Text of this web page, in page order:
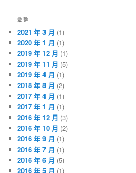
彙整
2021 年 3 月 (1)
2020 年 1 月 (1)
2019 年 12 月 (1)
2019 年 11 月 (5)
2019 年 4 月 (1)
2018 年 8 月 (2)
2017 年 4 月 (1)
2017 年 1 月 (1)
2016 年 12 月 (3)
2016 年 10 月 (2)
2016 年 9 月 (1)
2016 年 7 月 (1)
2016 年 6 月 (5)
2016 年 5 月 (1)